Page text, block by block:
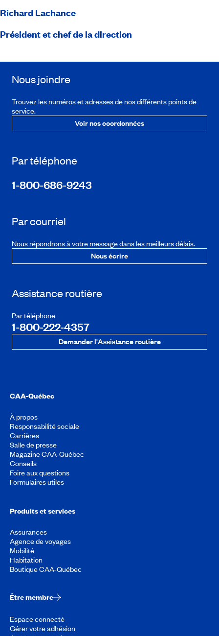
Richard Lachance
Président et chef de la direction
Nous joindre
Trouvez les numéros et adresses de nos différents points de
service.
Voir nos coordonnées
Par téléphone
1-800-686-9243
Par courriel
Nous répondrons à votre message dans les meilleurs délais.
Nous écrire
Assistance routière
Par téléphone
1-800-222-4357
Demander l'Assistance routière
CAA-Québec
À propos
Responsabilité sociale
Carrières
Salle de presse
Magazine CAA-Québec
Conseils
Foire aux questions
Formulaires utiles
Produits et services
Assurances
Agence de voyages
Mobilité
Habitation
Boutique CAA-Québec
Être membre
Espace connecté
Gérer votre adhésion